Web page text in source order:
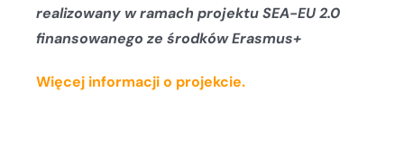
realizowany w ramach projektu SEA-EU 2.0
finansowanego ze środków Erasmus+
Więcej informacji o projekcie.